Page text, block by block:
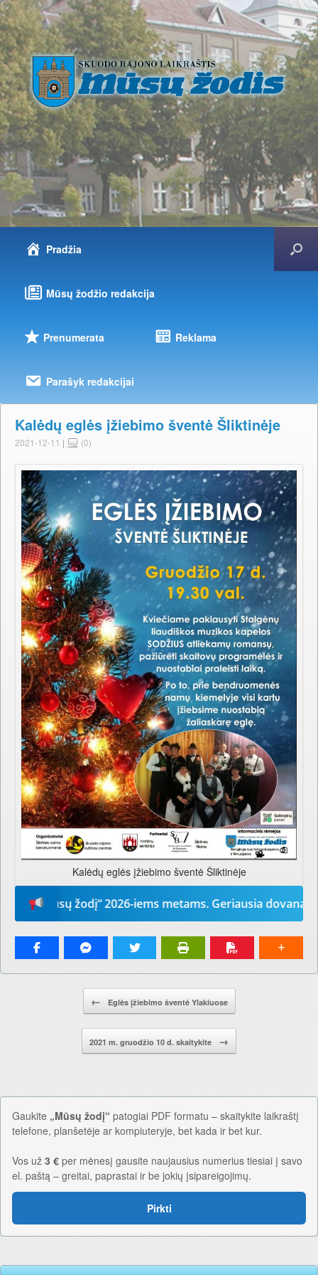
Pradžia
Mūsų žodžio redakcija
Prenumerata Reklama
Parašyk redakcijai
Kalėdų eglės įžiebimo šventė Šliktinėje
2021-12-11 | (0)
Kalėdų eglės įžiebimo šventė Šliktinėje
„Mūsų žodį“ 2026-iems metams. Geriausia dovana –
← Eglės įžiebimo šventė Ylakiuose
2021 m. gruodžio 10 d. skaitykite →
Gaukite „Mūsų žodį“ patogiai PDF formatu – skaitykite laikraštį
telefone, planšetėje ar kompiuteryje, bet kada ir bet kur.
Vos už 3 € per mėnesį gausite naujausius numerius tiesiai į savo
el. paštą – greitai, paprastai ir be jokių įsipareigojimų.
Pirkti